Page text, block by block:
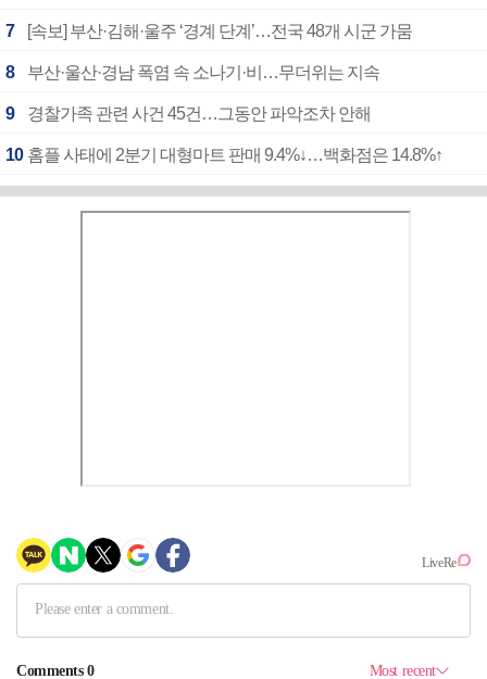
7 [속보] 부산·김해·울주 ‘경계 단계’…전국 48개 시군 가뭄
8 부산·울산·경남 폭염 속 소나기·비…무더위는 지속
9 경찰가족 관련 사건 45건…그동안 파악조차 안해
10 홈플 사태에 2분기 대형마트 판매 9.4%↓…백화점은 14.8%↑